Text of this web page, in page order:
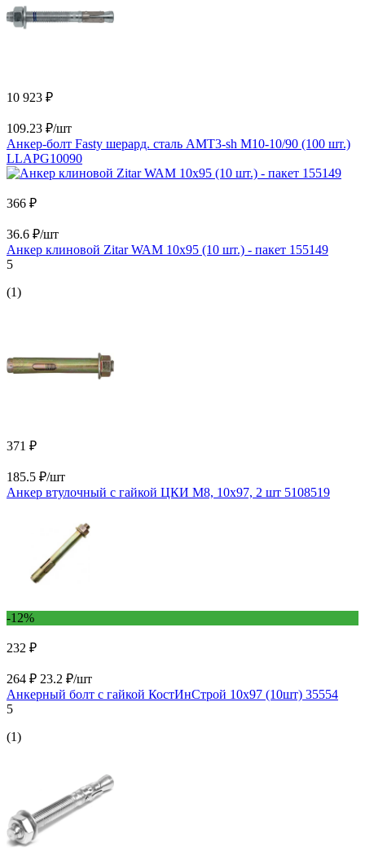
10 923 ₽
109.23 ₽/шт
Анкер-болт Fasty шерард. сталь AMT3-sh M10-10/90 (100 шт.)
LLAPG10090
366 ₽
36.6 ₽/шт
Анкер клиновой Zitar WAM 10х95 (10 шт.) - пакет 155149
5
(1)
371 ₽
185.5 ₽/шт
Анкер втулочный с гайкой ЦКИ М8, 10x97, 2 шт 5108519
-12%
232 ₽
264 ₽ 23.2 ₽/шт
Анкерный болт с гайкой КостИнСтрой 10x97 (10шт) 35554
5
(1)